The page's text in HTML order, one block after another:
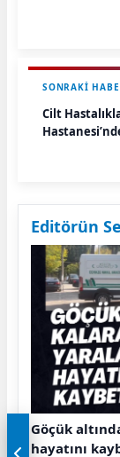
SONRAKI
Cilt
Editörün
Göçük
hayatını